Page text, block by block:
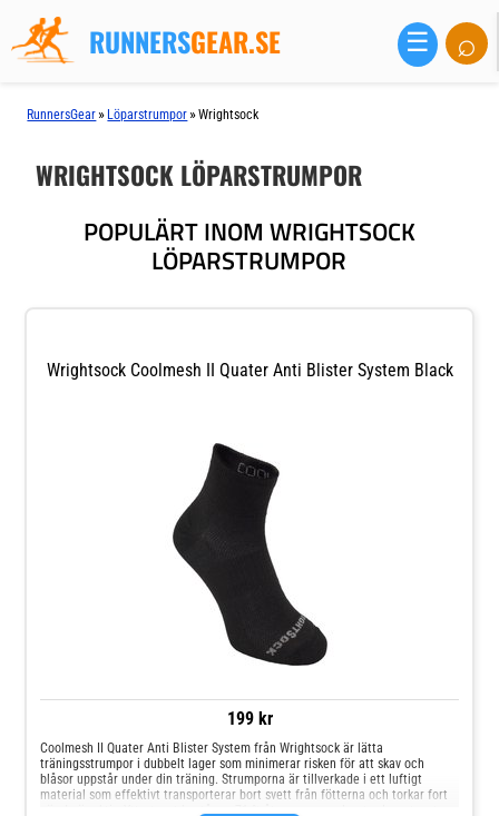
RUNNERSGEAR.SE ☰ ⌕
RunnersGear » Löparstrumpor »Wrightsock
WRIGHTSOCK LÖPARSTRUMPOR
POPULÄRT INOM WRIGHTSOCK
LÖPARSTRUMPOR
Wrightsock Coolmesh II Quater Anti Blister System Black
199 kr
Coolmesh II Quater Anti Blister System från Wrightsock är lätta
träningsstrumpor i dubbelt lager som minimerar risken för att skav och
blåsor uppstår under din träning. Strumporna är tillverkade i ett luftigt
material som effektivt transporterar bort svett från fötterna och torkar fort